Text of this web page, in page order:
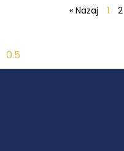
« Nazaj 1 2